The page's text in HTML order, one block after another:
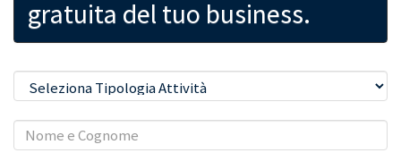
gratuita del tuo business.